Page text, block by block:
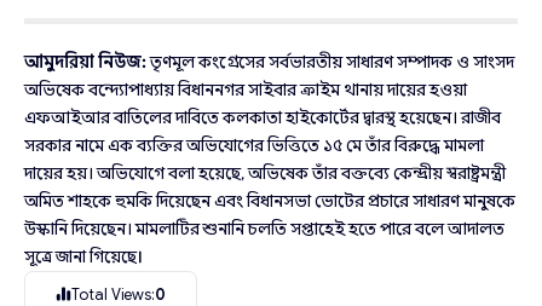
আমুদরিয়া নিউজ:তৃণমূল কংগ্রেসের সর্বভারতীয় সাধারণ সম্পাদক ও সাংসদ
অভিষেক বন্দ্যোপাধ্যায় বিধাননগর সাইবার ক্রাইম থানায় দায়ের হওয়া
এফআইআর বাতিলের দাবিতে কলকাতা হাইকোর্টের দ্বারস্থ হয়েছেন। রাজীব
সরকার নামে এক ব্যক্তির অভিযোগের ভিত্তিতে ১৫ মে তাঁর বিরুদ্ধে মামলা
দায়ের হয়। অভিযোগে বলা হয়েছে, অভিষেক তাঁর বক্তব্যে কেন্দ্রীয় স্বরাষ্ট্রমন্ত্রী
অমিত শাহকে হুমকি দিয়েছেন এবং বিধানসভা ভোটের প্রচারে সাধারণ মানুষকে
উস্কানি দিয়েছেন। মামলাটির শুনানি চলতি সপ্তাহেই হতে পারে বলে আদালত
সূত্রে জানা গিয়েছে।
Total Views:0